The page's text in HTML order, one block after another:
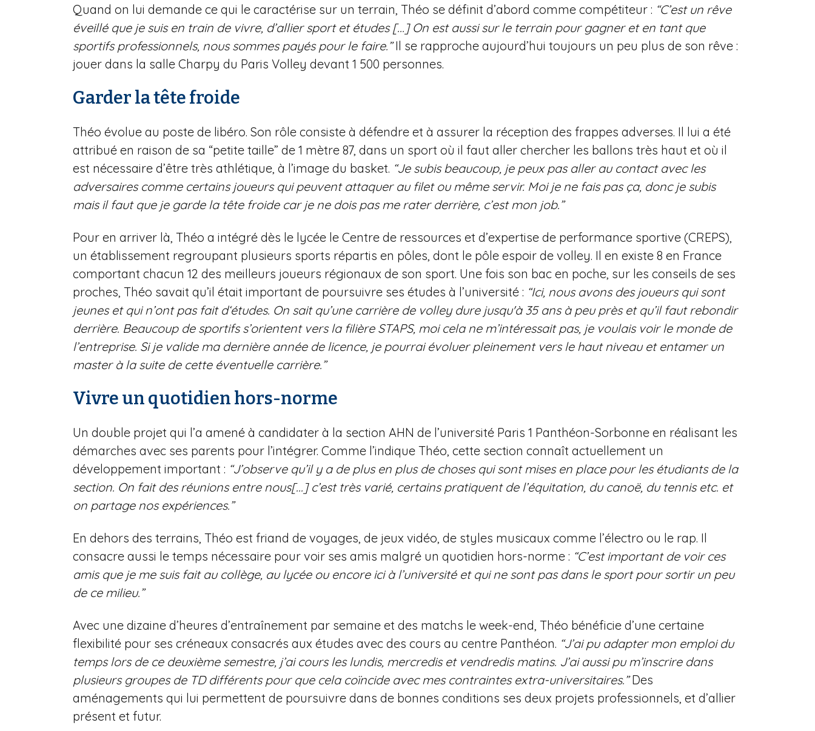
Quand on lui demande ce qui le caractérise sur un terrain, Théo se définit d’abord comme compétiteur : “C’est un rêve
éveillé que je suis en train de vivre, d’allier sport et études [...] On est aussi sur le terrain pour gagner et en tant que
sportifs professionnels, nous sommes payés pour le faire.”Il se rapproche aujourd’hui toujours un peu plus de son rêve :
jouer dans la salle Charpy du Paris Volley devant 1 500 personnes.
Garder la tête froide
Théo évolue au poste de libéro. Son rôle consiste à défendre et à assurer la réception des frappes adverses. Il lui a été
attribué en raison de sa “petite taille” de 1 mètre 87, dans un sport où il faut aller chercher les ballons très haut et où il
est nécessaire d’être très athlétique, à l’image du basket. “Je subis beaucoup, je peux pas aller au contact avec les
adversaires comme certains joueurs qui peuvent attaquer au filet ou même servir. Moi je ne fais pas ça, donc je subis
mais il faut que je garde la tête froide car je ne dois pas me rater derrière, c’est mon job.”
Pour en arriver là, Théo a intégré dès le lycée le Centre de ressources et d’expertise de performance sportive (CREPS),
un établissement regroupant plusieurs sports répartis en pôles, dont le pôle espoir de volley. Il en existe 8 en France
comportant chacun 12 des meilleurs joueurs régionaux de son sport. Une fois son bac en poche, sur les conseils de ses
proches, Théo savait qu’il était important de poursuivre ses études à l’université : “Ici, nous avons des joueurs qui sont
jeunes et qui n’ont pas fait d‘études. On sait qu’une carrière de volley dure jusqu'à 35 ans à peu près et qu’il faut rebondir
derrière. Beaucoup de sportifs s’orientent vers la filière STAPS, moi cela ne m’intéressait pas, je voulais voir le monde de
l’entreprise. Si je valide ma dernière année de licence, je pourrai évoluer pleinement vers le haut niveau et entamer un
master à la suite de cette éventuelle carrière.”
Vivre un quotidien hors-norme
Un double projet qui l’a amené à candidater à la section AHN de l’université Paris 1 Panthéon-Sorbonne en réalisant les
démarches avec ses parents pour l’intégrer. Comme l’indique Théo, cette section connaît actuellement un
développement important : “J’observe qu’il y a de plus en plus de choses qui sont mises en place pour les étudiants de la
section. On fait des réunions entre nous[...] c’est très varié, certains pratiquent de l’équitation, du canoë, du tennis etc. et
on partage nos expériences.”
En dehors des terrains, Théo est friand de voyages, de jeux vidéo, de styles musicaux comme l’électro ou le rap. Il
consacre aussi le temps nécessaire pour voir ses amis malgré un quotidien hors-norme : “C’est important de voir ces
amis que je me suis fait au collège, au lycée ou encore ici à l’université et qui ne sont pas dans le sport pour sortir un peu
de ce milieu.”
Avec une dizaine d’heures d’entraînement par semaine et des matchs le week-end, Théo bénéficie d’une certaine
flexibilité pour ses créneaux consacrés aux études avec des cours au centre Panthéon. “J’ai pu adapter mon emploi du
temps lors de ce deuxième semestre, j’ai cours les lundis, mercredis et vendredis matins. J’ai aussi pu m’inscrire dans
plusieurs groupes de TD différents pour que cela coïncide avec mes contraintes extra-universitaires.”Des
aménagements qui lui permettent de poursuivre dans de bonnes conditions ses deux projets professionnels, et d’allier
présent et futur.